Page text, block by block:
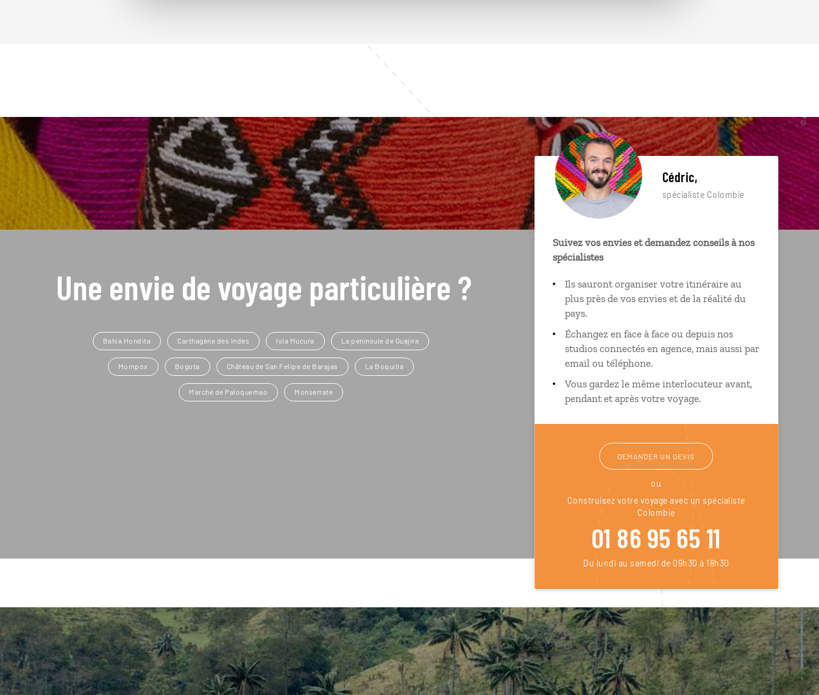
Une envie de voyage particulière ?
Bahia Hondita Carthagène des Indes Isla Mucura La péninsule de Guajira
Mompox Bogota Château de San Felipe de Barajas La Boquilla
Marché de Paloquemao Monserrate
Cédric,
spécialiste Colombie
Suivez vos envies et demandez conseils à nos
spécialistes
Ils sauront organiser votre itinéraire au
plus près de vos envies et de la réalité du
pays.
Échangez en face à face ou depuis nos
studios connectés en agence, mais aussi par
email ou téléphone.
Vous gardez le même interlocuteur avant,
pendant et après votre voyage.
DEMANDER UN DEVIS
ou
Construisez votre voyage avec un spécialiste
Colombie
01 86 95 65 11
Du lundi au samedi de 09h30 à 18h30